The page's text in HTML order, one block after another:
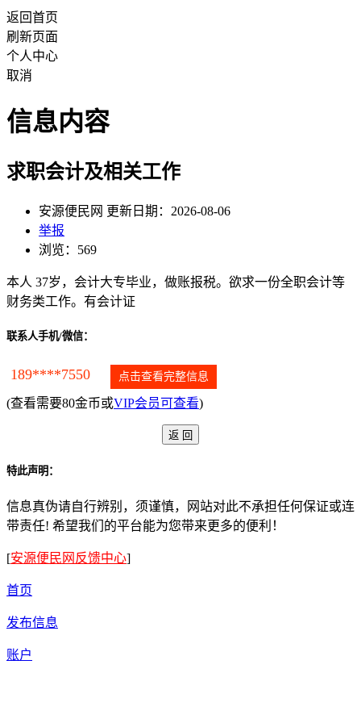
返回首页
刷新页面
个人中心
取消
信息内容
求职会计及相关工作
安源便民网 更新日期：2026-08-06
举报
浏览：569
本人 37岁，会计大专毕业，做账报税。欲求一份全职会计等
财务类工作。有会计证
联系人手机/微信：
189****7550 点击查看完整信息
(查看需要80金币或VIP会员可查看)
特此声明：
信息真伪请自行辨别，须谨慎，网站对此不承担任何保证或连
带责任! 希望我们的平台能为您带来更多的便利！
[安源便民网反馈中心]
首页
发布信息
账户